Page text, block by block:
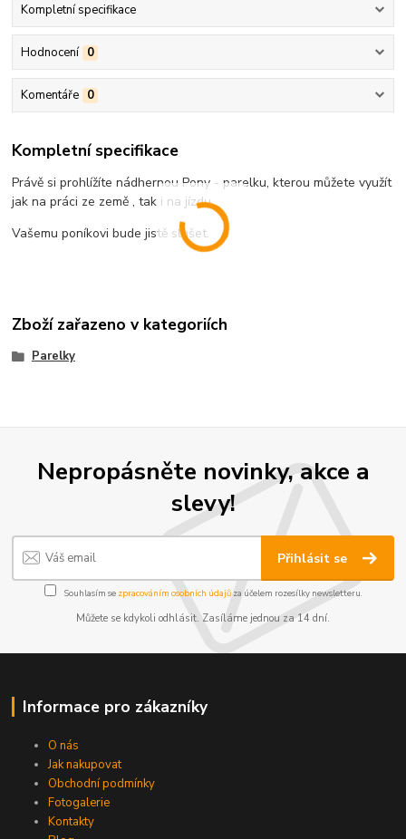
Kompletní specifikace
Hodnocení 0
Komentáře 0
Kompletní specifikace
Právě si prohlížíte nádhernou Pony - parelku, kterou můžete využít
jak na práci ze země , tak i na jízdu.
Vašemu poníkovi bude jistě slušet.
Zboží zařazeno v kategoriích
Parelky
Nepropásněte novinky, akce a
slevy!
Přihlásit se
Souhlasím se zpracováním osobních údajůza účelem rozesílky newsletteru.
Můžete se kdykoli odhlásit. Zasíláme jednou za 14 dní.
Informace pro zákazníky
O nás
Jak nakupovat
Obchodní podmínky
Fotogalerie
Kontakty